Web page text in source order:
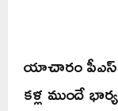
యాచారం పీఎస్
కళ్ల ముందే